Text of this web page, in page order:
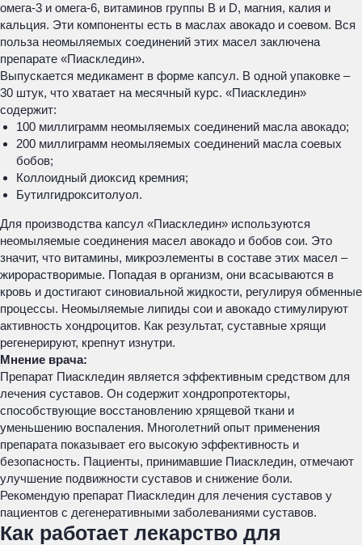
омега-3 и омега-6, витаминов группы B и D, магния, калия и
кальция. Эти компоненты есть в маслах авокадо и соевом. Вся
польза неомыляемых соединений этих масел заключена
препарате «Пиаскледин».
Выпускается медикамент в форме капсул. В одной упаковке –
30 штук, что хватает на месячный курс. «Пиаскледин»
содержит:
100 миллиграмм неомыляемых соединений масла авокадо;
200 миллиграмм неомыляемых соединений масла соевых
бобов;
Коллоидный диоксид кремния;
Бутилгидрокситолуол.
Для производства капсул «Пиаскледин» используются
неомыляемые соединения масел авокадо и бобов сои. Это
значит, что витамины, микроэлементы в составе этих масел –
жирорастворимые. Попадая в организм, они всасываются в
кровь и достигают синовиальной жидкости, регулируя обменные
процессы. Неомыляемые липиды сои и авокадо стимулируют
активность хондроцитов. Как результат, суставные хрящи
регенерируют, крепнут изнутри.
Мнение врача:
Препарат Пиаскледин является эффективным средством для
лечения суставов. Он содержит хондропротекторы,
способствующие восстановлению хрящевой ткани и
уменьшению воспаления. Многолетний опыт применения
препарата показывает его высокую эффективность и
безопасность. Пациенты, принимавшие Пиаскледин, отмечают
улучшение подвижности суставов и снижение боли.
Рекомендую препарат Пиаскледин для лечения суставов у
пациентов с дегенеративными заболеваниями суставов.
Как работает лекарство для